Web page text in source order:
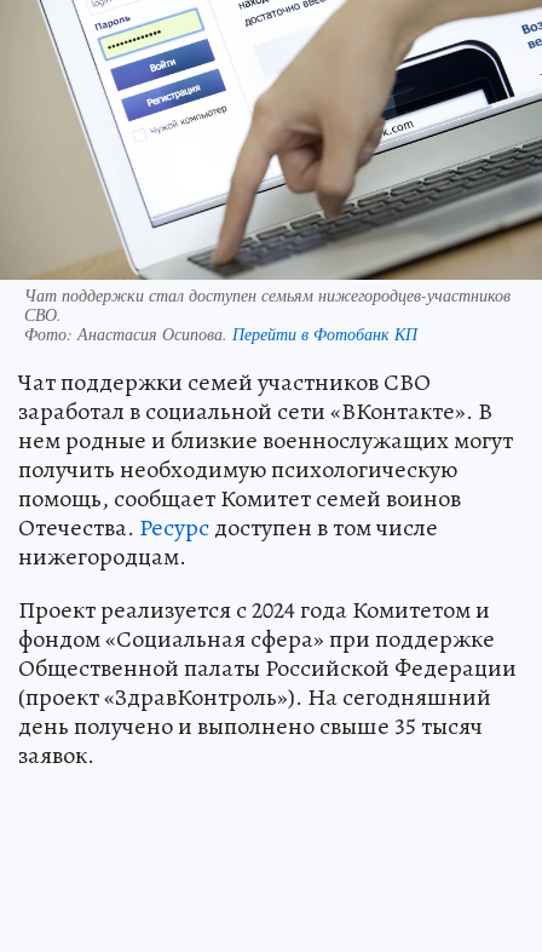
Чат поддержки стал доступен семьям нижегородцев-участников
СВО.
Фото:Анастасия Осипова. Перейти в Фотобанк КП
Чат поддержки семей участников СВО
заработал в социальной сети «ВКонтакте». В
нем родные и близкие военнослужащих могут
получить необходимую психологическую
помощь, сообщает Комитет семей воинов
Отечества. Ресурсдоступен в том числе
нижегородцам.
Проект реализуется с 2024 года Комитетом и
фондом «Социальная сфера» при поддержке
Общественной палаты Российской Федерации
(проект «ЗдравКонтроль»). На сегодняшний
день получено и выполнено свыше 35 тысяч
заявок.